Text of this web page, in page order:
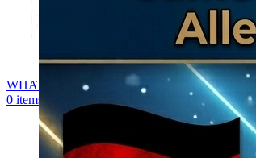
WHATSAPP
0 items